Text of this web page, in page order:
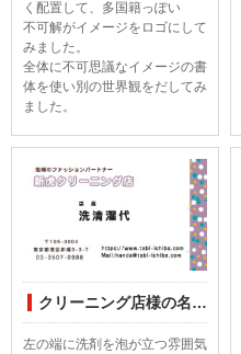
く配置して、多国籍っぽい
不可解がイメージをロゴにして
みました。
全体に不可思議なイメージの書
体を使い別の世界観をだしてみ
ました。
クリーニング店様の名刺印刷デザインしてみました
左の端に洗剤を泡が立つ雰囲気